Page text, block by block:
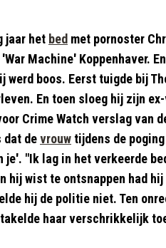
jaar het bed met pornoster
Machine' Koppenhaver.
werd boos. Eerst tuigde bij
En toen sloeg hij zijn
Crime Watch verslag van
dat devrouwtijdens de
je'. "Ik lag in het verkeerde
hij wist te ontsnappen had
hij de politie niet. Ten
haar verschrikkelijk